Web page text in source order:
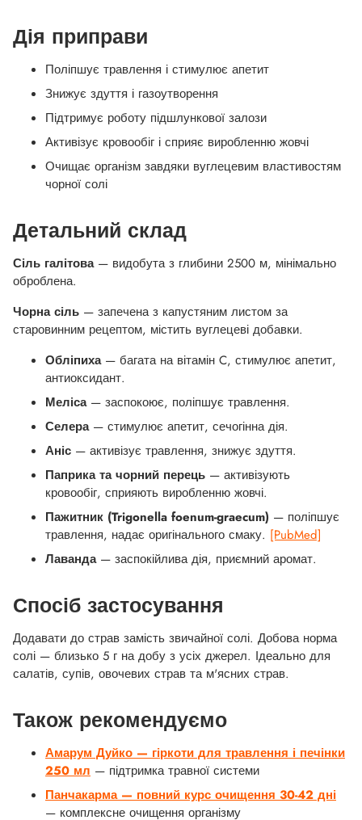
Дія приправи
Поліпшує травлення і стимулює апетит
Знижує здуття і газоутворення
Підтримує роботу підшлункової залози
Активізує кровообіг і сприяє виробленню жовчі
Очищає організм завдяки вуглецевим властивостям
чорної солі
Детальний склад
Сіль галітова— видобута з глибини 2500 м, мінімально
оброблена.
Чорна сіль — запечена з капустяним листом за
старовинним рецептом, містить вуглецеві добавки.
Обліпиха— багата на вітамін C, стимулює апетит,
антиоксидант.
Меліса— заспокоює, поліпшує травлення.
Селера— стимулює апетит, сечогінна дія.
Аніс — активізує травлення, знижує здуття.
Паприка та чорний перець — активізують
кровообіг, сприяють виробленню жовчі.
Пажитник (Trigonella foenum-graecum) — поліпшує
травлення, надає оригінального смаку. [PubMed]
Лаванда— заспокійлива дія, приємний аромат.
Спосіб застосування
Додавати до страв замість звичайної солі. Добова норма
солі — близько 5 г на добу з усіх джерел. Ідеально для
салатів, супів, овочевих страв та м'ясних страв.
Також рекомендуємо
Амарум Дуйко — гіркоти для травлення і печінки
250 мл — підтримка травної системи
Панчакарма — повний курс очищення 30-42 дні
— комплексне очищення організму